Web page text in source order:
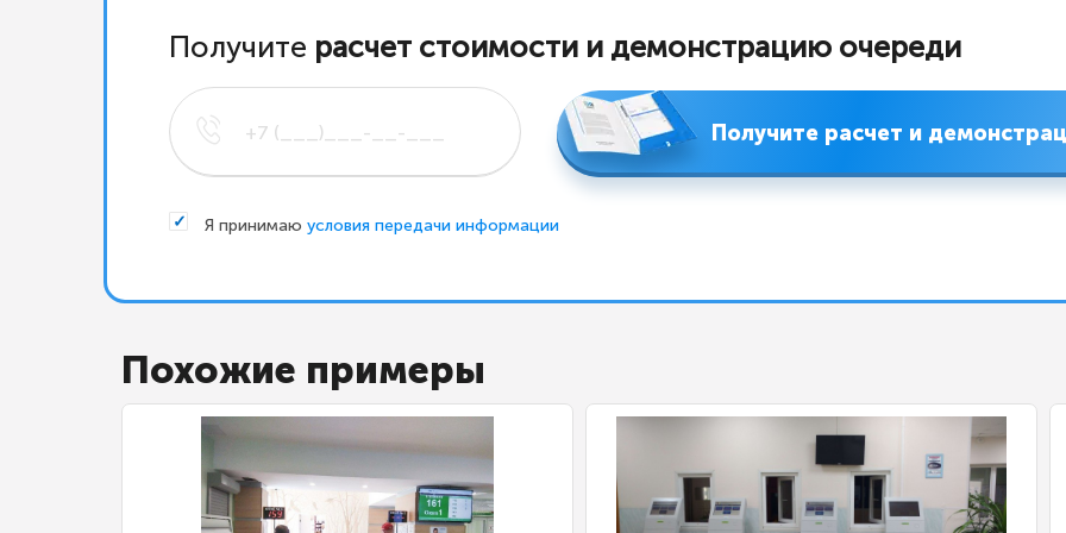
Получите расчет стоимости и демонстрацию очереди
Получите расчет и
Я принимаю условия передачи информации
Похожие примеры